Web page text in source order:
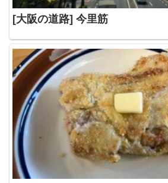
[大阪の道路] 今里筋